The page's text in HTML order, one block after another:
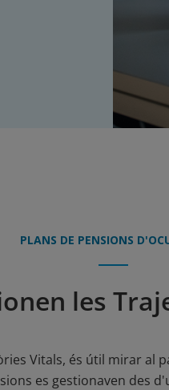
PLANS DE PENSIONS
les
Vitals, és útil mirar al
es gestionaven des